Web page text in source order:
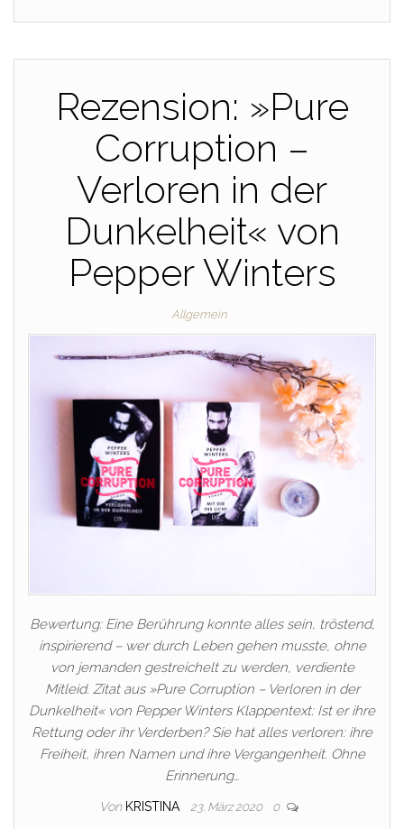
Rezension: »Pure
Corruption –
Verloren in der
Dunkelheit« von
Pepper Winters
Allgemein
Bewertung: Eine Berührung konnte alles sein, tröstend,
inspirierend – wer durch Leben gehen musste, ohne
von jemanden gestreichelt zu werden, verdiente
Mitleid. Zitat aus »Pure Corruption – Verloren in der
Dunkelheit« von Pepper Winters Klappentext: Ist er ihre
Rettung oder ihr Verderben? Sie hat alles verloren: ihre
Freiheit, ihren Namen und ihre Vergangenheit. Ohne
Erinnerung…
Von KRISTINA 23. März 2020 0